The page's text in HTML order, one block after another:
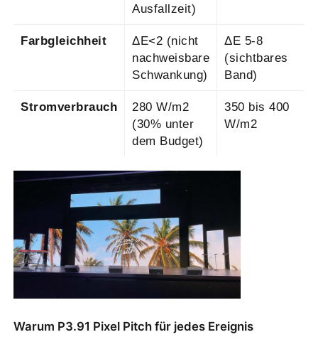
Ausfallzeit)
Farbgleichheit
ΔE<2 (nicht
nachweisbare
Schwankung)
ΔE 5-8
(sichtbares
Band)
Stromverbrauch
280 W/m2
(30% unter
dem Budget)
350 bis 400
W/m2
Warum P3.91 Pixel Pitch für jedes Ereignis